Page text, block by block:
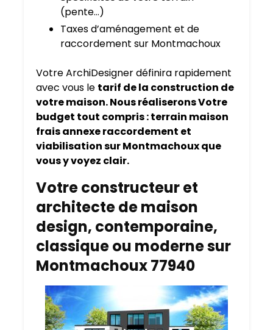
(pente…)
Taxes d’aménagement et de
raccordement sur Montmachoux
Votre ArchiDesigner définira rapidement
avec vous le tarif de la construction de
votre maison. Nous réaliserons Votre
budget tout compris : terrain maison
frais annexe raccordement et
viabilisation sur Montmachoux que
vous y voyez clair.
Votre constructeur et
architecte de maison
design, contemporaine,
classique ou moderne sur
Montmachoux 77940